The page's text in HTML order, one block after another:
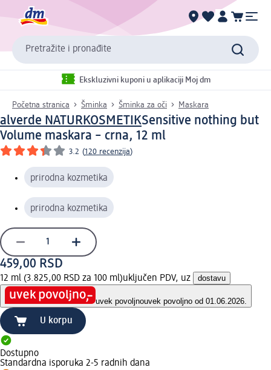
Pretražite i pronađite
Ekskluzivni kuponi u aplikaciji Moj dm
Početna stranica Šminka Šminka za oči Maskara
alverde NATURKOSMETIKSensitive nothing but
Volume maskara – crna, 12 ml
3.2 (120 recenzija)
prirodna kozmetika
prirodna kozmetika
459,00 RSD
12 ml (3.825,00 RSD za 100 ml)uključen PDV, uz dostavu
uvek povoljnouvek povoljno od 01.06.2026.
U korpu
Dostupno
Standardna isporuka 2-5 radnih dana